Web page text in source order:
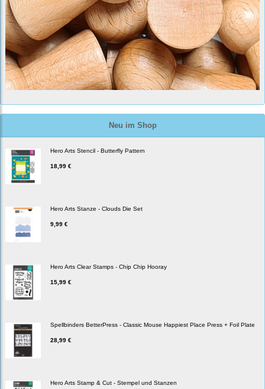
Neu im Shop
Hero Arts Stencil - Butterfly Pattern
18,99 €
Hero Arts Stanze - Clouds Die Set
9,99 €
Hero Arts Clear Stamps - Chip Chip Hooray
15,99 €
Spellbinders BetterPress - Classic Mouse Happiest Place Press + Foil Plate
28,99 €
Hero Arts Stamp & Cut - Stempel und Stanzen